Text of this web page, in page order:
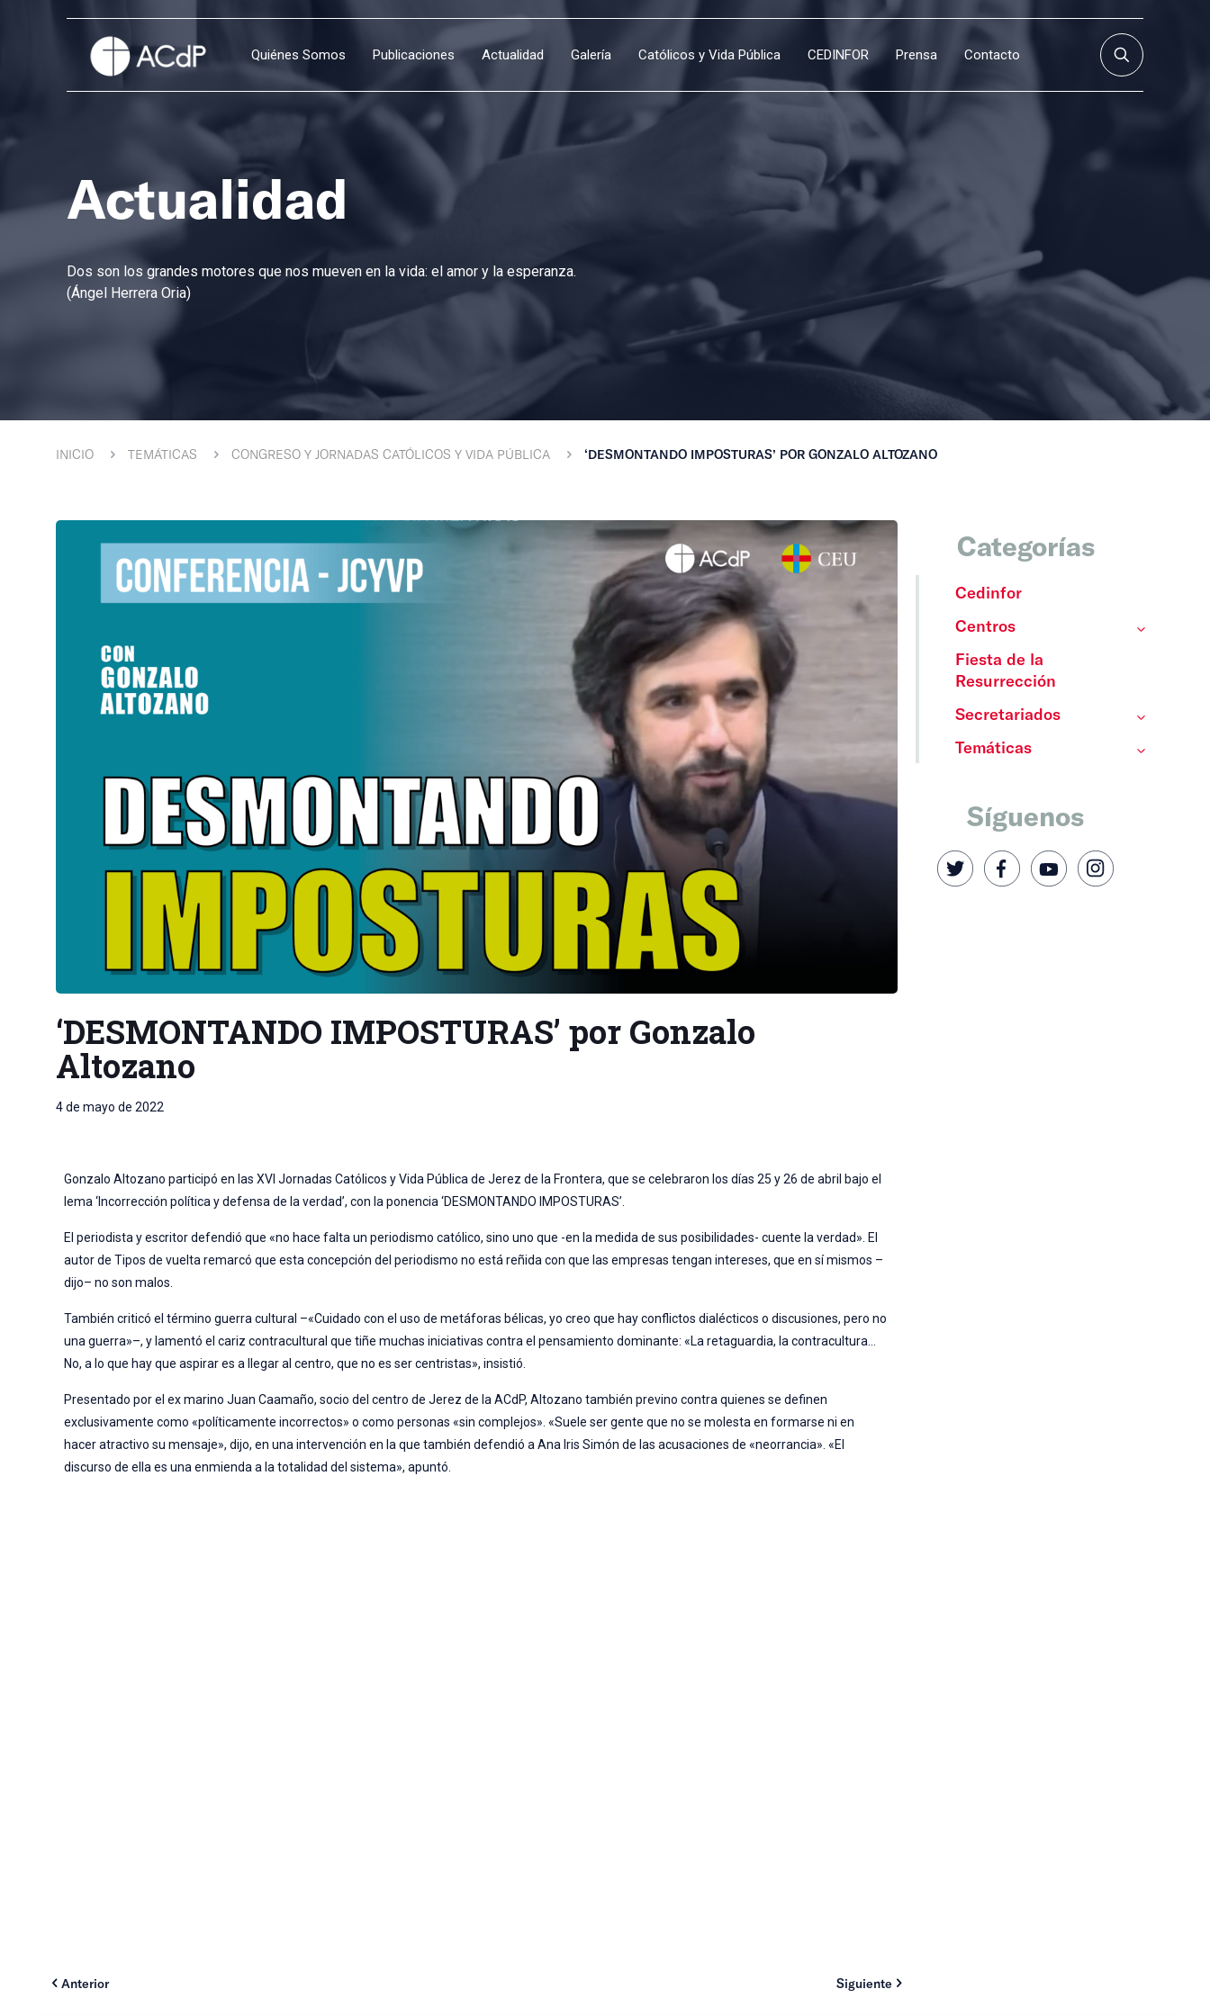
Quiénes Somos Publicaciones Actualidad Galería Católicos y Vida Pública CEDINFOR Prensa Contacto
Actualidad
Dos son los grandes motores que nos mueven en la vida: el amor y la esperanza.
(Ángel Herrera Oria)
INICIO TEMÁTICAS CONGRESO Y JORNADAS CATÓLICOS Y VIDA PÚBLICA ‘DESMONTANDO IMPOSTURAS’ POR GONZALO ALTOZANO
‘DESMONTANDO IMPOSTURAS’ por Gonzalo
Altozano
4 de mayo de 2022
Gonzalo Altozano participó en las XVI Jornadas Católicos y Vida Pública de Jerez de la Frontera, que se celebraron los días 25 y 26 de abril bajo el
lema ‘Incorrección política y defensa de la verdad’, con la ponencia ‘DESMONTANDO IMPOSTURAS’.
El periodista y escritor defendió que «no hace falta un periodismo católico, sino uno que -en la medida de sus posibilidades- cuente la verdad». El
autor de Tipos de vuelta remarcó que esta concepción del periodismo no está reñida con que las empresas tengan intereses, que en sí mismos –
dijo– no son malos.
También criticó el término guerra cultural –«Cuidado con el uso de metáforas bélicas, yo creo que hay conflictos dialécticos o discusiones, pero no
una guerra»–, y lamentó el cariz contracultural que tiñe muchas iniciativas contra el pensamiento dominante: «La retaguardia, la contracultura…
No, a lo que hay que aspirar es a llegar al centro, que no es ser centristas», insistió.
Presentado por el ex marino Juan Caamaño, socio del centro de Jerez de la ACdP, Altozano también previno contra quienes se definen
exclusivamente como «políticamente incorrectos» o como personas «sin complejos». «Suele ser gente que no se molesta en formarse ni en
hacer atractivo su mensaje», dijo, en una intervención en la que también defendió a Ana Iris Simón de las acusaciones de «neorrancia». «El
discurso de ella es una enmienda a la totalidad del sistema», apuntó.
Anterior Siguiente
Categorías
Cedinfor
Centros
Fiesta de la
Resurrección
Secretariados
Temáticas
Síguenos